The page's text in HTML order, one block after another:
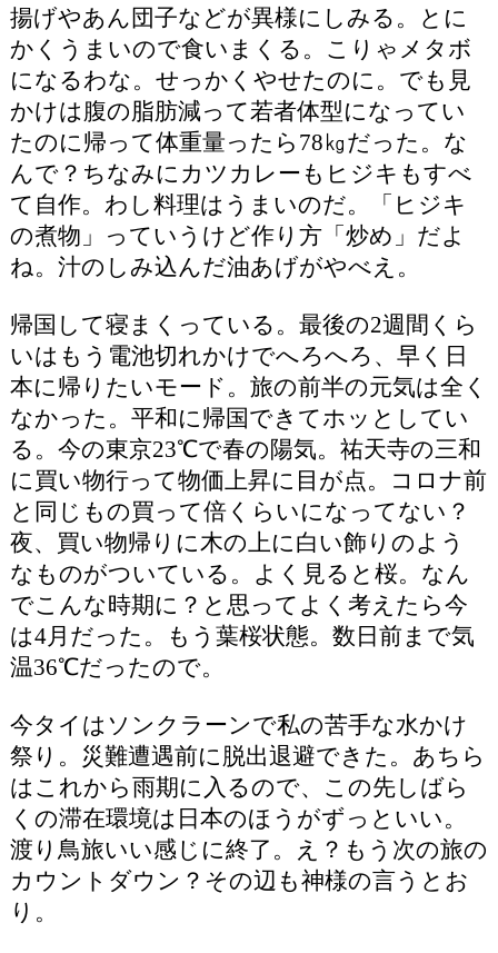
揚げやあん団子などが異様にしみる。とに
かくうまいので食いまくる。こりゃメタボ
になるわな。せっかくやせたのに。でも見
かけは腹の脂肪減って若者体型になってい
たのに帰って体重量ったら78㎏だった。な
んで？ちなみにカツカレーもヒジキもすべ
て自作。わし料理はうまいのだ。「ヒジキ
の煮物」っていうけど作り方「炒め」だよ
ね。汁のしみ込んだ油あげがやべえ。
帰国して寝まくっている。最後の2週間くら
いはもう電池切れかけでへろへろ、早く日
本に帰りたいモード。旅の前半の元気は全く
なかった。平和に帰国できてホッとしてい
る。今の東京23℃で春の陽気。祐天寺の三和
に買い物行って物価上昇に目が点。コロナ前
と同じもの買って倍くらいになってない？
夜、買い物帰りに木の上に白い飾りのよう
なものがついている。よく見ると桜。なん
でこんな時期に？と思ってよく考えたら今
は4月だった。もう葉桜状態。数日前まで気
温36℃だったので。
今タイはソンクラーンで私の苦手な水かけ
祭り。災難遭遇前に脱出退避できた。あちら
はこれから雨期に入るので、この先しばら
くの滞在環境は日本のほうがずっといい。
渡り鳥旅いい感じに終了。え？もう次の旅の
カウントダウン？その辺も神様の言うとお
り。